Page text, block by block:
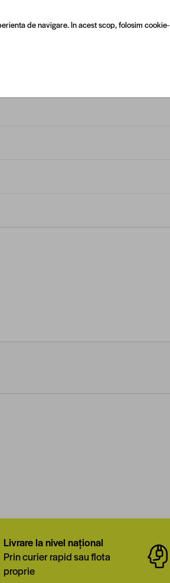
Livrare la nivel național
Prin curier rapid sau flota
proprie
de navigare. In acest scop, folosim cookie-